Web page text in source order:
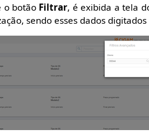
o botão Filtrar, é exibida a tela
sendo esses dados digitados